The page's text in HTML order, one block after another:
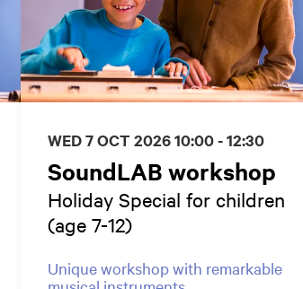
SoundLAB workshop
Holiday Special for children
(age 7-12)
Unique workshop with remarkable
WED 7 OCT 202610:00 - 12:30